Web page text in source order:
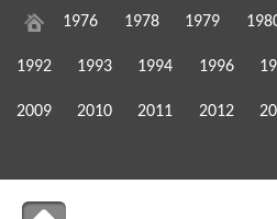
1976 1978 1979
1992 1993 1994 1996
2009 2010 2011 2012